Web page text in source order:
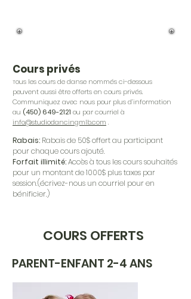
Cours privés
Tous les cours de danse nommés ci-dessous
peuvent aussi être offerts en cours privés.
Communiquez avec nous pour plus d’information
au (450) 649-2121 ou par courriel à
info@studiodancingmlb.com .
Rabais: Rabais de 50$ offert au participant
pour chaque cours ajouté.
Forfait illimité:Accès à tous les cours souhaités
pour un montant de 1000$ plus taxes par
session.(écrivez-nous un courriel pour en
bénificier.)
COURS OFFERTS
PARENT-ENFANT 2-4 ANS